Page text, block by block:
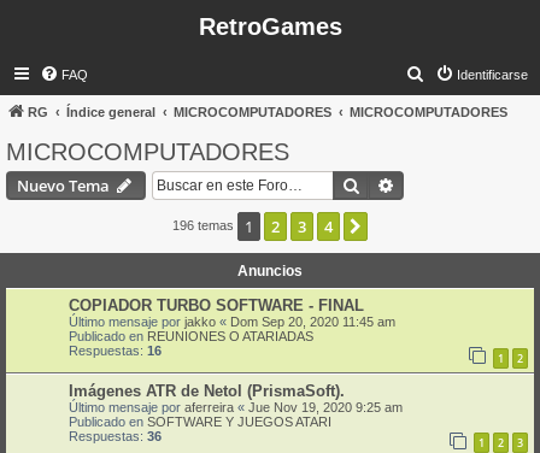
RetroGames
FAQ Identificarse
RG Índice general MICROCOMPUTADORES MICROCOMPUTADORES
MICROCOMPUTADORES
Nuevo Tema Buscar
196 temas 1 2 3 4
Anuncios
COPIADOR TURBO SOFTWARE - FINAL
Último mensaje por jakko « Dom Sep 20, 2020 11:45 am
Publicado en REUNIONES O ATARIADAS
Respuestas: 16 1 2
Imágenes ATR de Netol (PrismaSoft).
Último mensaje por aferreira « Jue Nov 19, 2020 9:25 am
Publicado en SOFTWARE Y JUEGOS ATARI
Respuestas: 36 1 2 3